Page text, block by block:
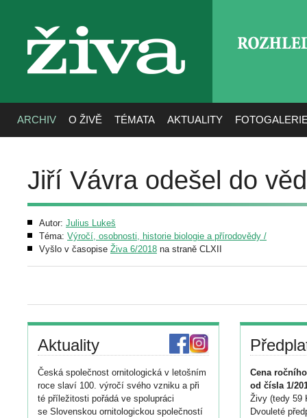
živa
ARCHIV O ŽIVĚ TÉMATA AKTUALITY
Jiří Vávra odešel do
Autor: Julius Lukeš
Téma: Výročí, osobnosti, historie biologie a přírodovědy /
Vyšlo v časopise Živa 6/2018 na straně CLXII
Aktuality
Česká společnost ornitologická v letošním
roce slaví 100. výročí svého vzniku a při
té příležitosti pořádá ve spolupráci
se Slovenskou ornitologickou společností
Cena
od čísla 1/
Živy (tedy 59
Dvouleté